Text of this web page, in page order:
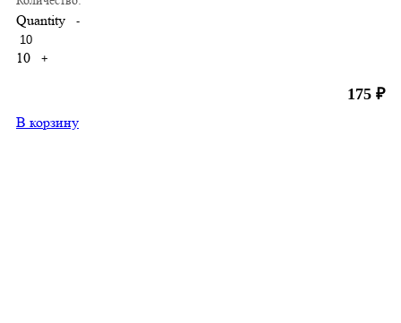
Quantity -
10 +
175 ₽
В корзину